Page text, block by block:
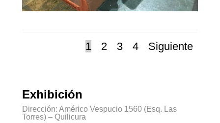
1 2 3 4 Siguiente
Exhibición
Dirección: Américo Vespucio 1560 (Esq. Las
Torres) – Quilicura